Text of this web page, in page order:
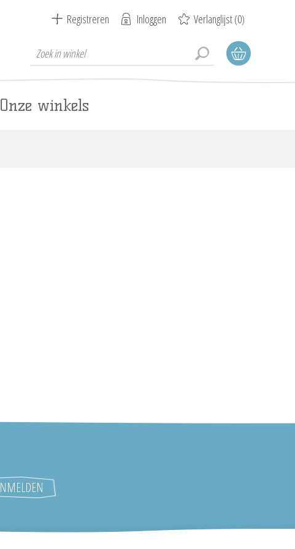
Registreren Inloggen Verlanglijst(0)
Onze winkels